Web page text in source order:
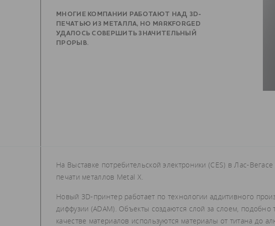
МНОГИЕ КОМПАНИИ РАБОТАЮТ НАД 3D-
ПЕЧАТЬЮ ИЗ МЕТАЛЛА, НО MARKFORGED
УДАЛОСЬ СОВЕРШИТЬ ЗНАЧИТЕЛЬНЫЙ
ПРОРЫВ.
На Выставке потребительской электроники (CES) в Лас-
печати металлов Metal X.
Новый 3D-принтер работает по технологии аддитивного
диффузии (ADAM). Объекты создаются слой за слоем, подобно
качестве материалов используются материалы от титана до